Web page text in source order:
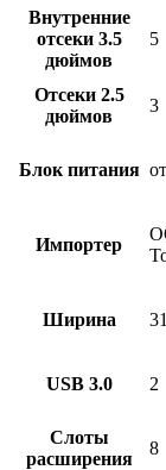
Внутренние
отсеки 3.5
дюймов
5
Отсеки 2.5
дюймов
3
Блок питания
Импортер
Ширина
USB 3.0 2
Слоты
расширения
8